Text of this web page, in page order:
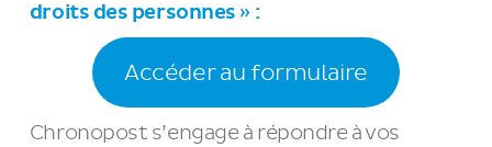
droits des personnes » :
Accéder au formulaire
Chronopost s’engage à répondre à vos